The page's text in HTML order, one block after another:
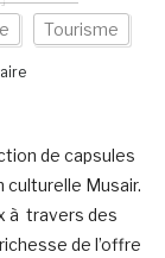
Tourisme
de capsules
Musair.
à travers des
de l’offre